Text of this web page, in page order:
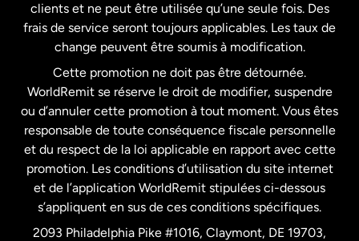
États-Unis Español
France
Malaisie
Nouvelle-Zélande
Pays-Bas
clients et ne peut être utilisée qu’une seule fois. Des
frais de service seront toujours applicables. Les taux de
change peuvent être soumis à modification.
Cette promotion ne doit pas être détournée.
WorldRemit se réserve le droit de modifier, suspendre
ou d’annuler cette promotion à tout moment. Vous êtes
responsable de toute conséquence fiscale personnelle
et du respect de la loi applicable en rapport avec cette
promotion. Les conditions d’utilisation du site internet
et de l’application WorldRemit stipulées ci-dessous
s’appliquent en sus de ces conditions spécifiques.
2093 Philadelphia Pike #1016, Claymont, DE 19703,